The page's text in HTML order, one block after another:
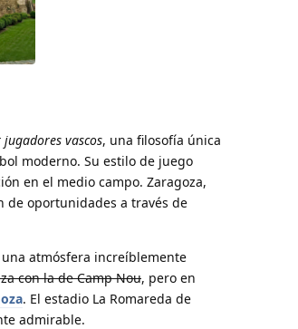
vascos, una filosofía única
moderno. Su estilo de juego
en el medio campo. Zaragoza,
de oportunidades a través de
atmósfera increíblemente
con la de Camp Nou, pero en
. El estadio La Romareda de
admirable.